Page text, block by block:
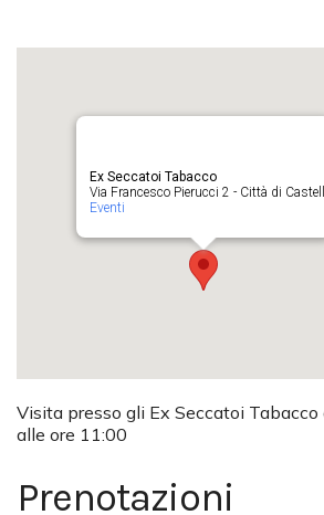
Ex Seccatoi Tabacco
Via Francesco Pierucci 2 - Città di
Eventi
Visita presso gli Ex Seccatoi Tabacco
alle ore 11:00
Prenotazioni